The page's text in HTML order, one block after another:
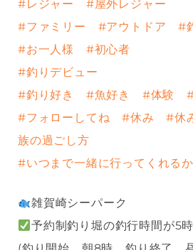
#レジャー
#屋外レジャー
#ファミリー
#アウトドア #
#お一人様
#初心者
#釣りデビュー
#釣り好き
#魚好き #体験
#フォローしてね
#休み #休
族の過ごし方
#いつまで一緒に行ってくれる
雑賀崎シーパーク
予約制釣り堀の釣行時間が5